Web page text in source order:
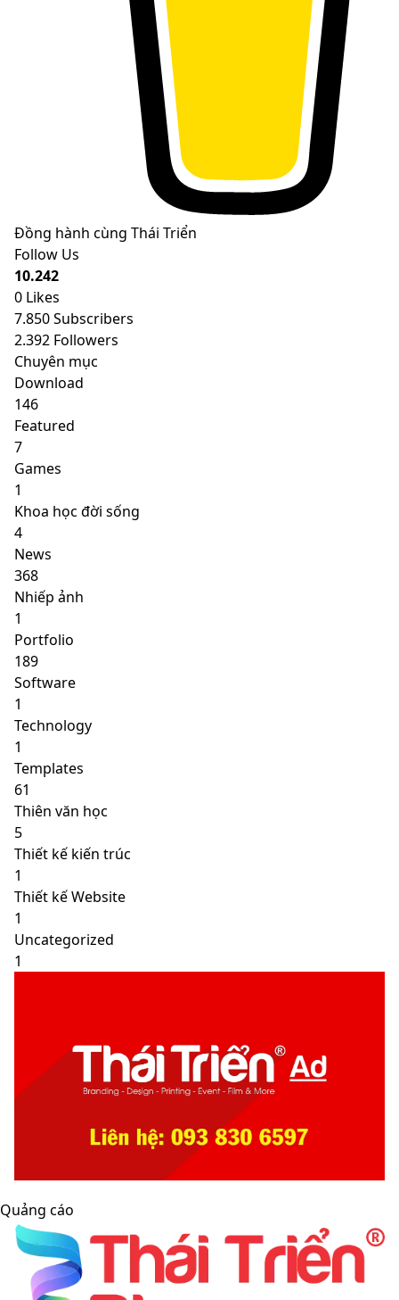
Đồng hành cùng Thái Triển
Follow Us
10.242
0 Likes
7.850Subscribers
2.392 Followers
Chuyên mục
Download
146
Featured
7
Games
1
Khoa học đời sống
4
News
368
Nhiếp ảnh
1
Portfolio
189
Software
1
Technology
1
Templates
61
Thiên văn học
5
Thiết kế kiến trúc
1
Thiết kế Website
1
Uncategorized
1
Quảng cáo